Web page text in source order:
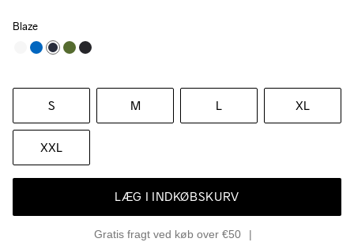
Blaze
S M L XL
XXL
LÆG I INDKØBSKURV
Gratis fragt ved køb over €50